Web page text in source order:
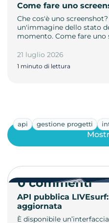
Come fare uno
Che cos'è uno
un'immagine dello stato
momento. Come fare uno
21 luglio 2026
1 minuto di lettura
api gestione progetti
API pubblica
aggiornata
È disponibile
0 commenti